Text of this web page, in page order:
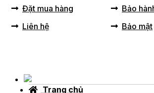
Đặt mua hàng
Liên hệ
Bảo
Bảo mật
Trang chủ